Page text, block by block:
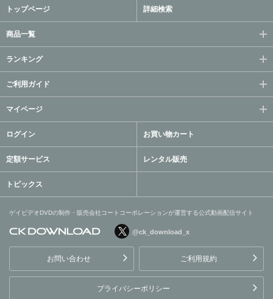
トップページ 詳細検索
商品一覧
ランキング
ご利用ガイド
マイページ
ログイン お買い物カート
定額サービス レンタル販売
トピックス
ゲイビデオDVDの制作・販売会社コートコーポレーションが運営する公式動画配信サイト
ョンが運営する公式動画配
信サイト
@ck_download_x
お問い合わせ ご利用規約
プライバシーポリシー